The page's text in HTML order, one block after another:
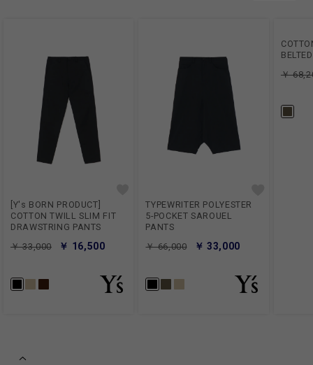
[Y's BORN PRODUCT]
COTTON TWILL SLIM FIT
DRAWSTRING PANTS
￥ 33,000
￥ 16,500
TYPEWRITER POLYESTER
5-POCKET SAROUEL
PANTS
￥ 66,000
￥ 33,000
￥